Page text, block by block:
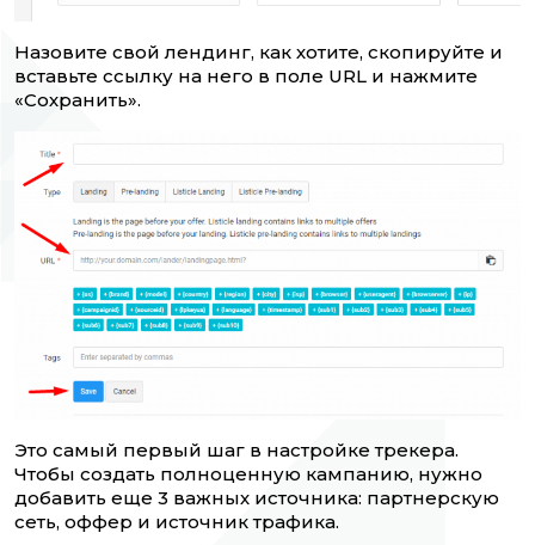
Назовите свой лендинг, как хотите, скопируйте и
вставьте ссылку на него в поле URL и нажмите
«Сохранить».
Это самый первый шаг в настройке трекера.
Чтобы создать полноценную кампанию, нужно
добавить еще 3 важных источника: партнерскую
сеть, оффер и источник трафика.